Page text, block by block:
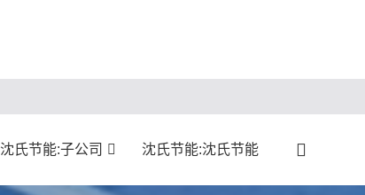
沈氏节能:子公司 沈氏节能:沈氏节能